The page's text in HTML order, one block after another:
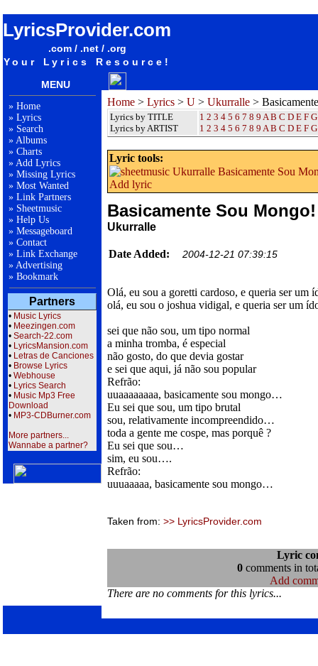
LyricsProvider.com
.com / .net / .org
Your Lyrics Resource!
MENU
» Home
» Lyrics
» Search
» Albums
» Charts
» Add Lyrics
» Missing Lyrics
» Most Wanted
» Link Partners
» Sheetmusic
» Help Us
» Messageboard
» Contact
» Link Exchange
» Advertising
» Bookmark
Partners
• Music Lyrics
• Meezingen.com
• Search-22.com
• LyricsMansion.com
• Letras de Canciones
• Browse Lyrics
• Webhouse
• Lyrics Search
• Music Mp3 Free
Download
• MP3-CDBurner.com
More partners...
Wannabe a partner?
Home > Lyrics > U > Ukurralle >
Lyrics by TITLE
Lyrics by ARTIST
1 2 3 4 5 6 7 8 9 A B C D E F G
1 2 3 4 5 6 7 8 9 A B C D E F G
Lyric tools:
Add lyric
Basicamente Sou Mongo!
Ukurralle
Date Added: 2004-12-21 07:39:15
Olá, eu sou a goretti cardoso, e queria ser um
olá, eu sou o joshua vidigal, e queria ser um
sei que não sou, um tipo normal
a minha tromba, é especial
não gosto, do que devia gostar
e sei que aqui, já não sou popular
Refrão:
uuaaaaaaaa, basicamente sou mongo…
Eu sei que sou, um tipo brutal
sou, relativamente incompreendido…
toda a gente me cospe, mas porquê ?
Eu sei que sou…
sim, eu sou….
Refrão:
uuuaaaaa, basicamente sou mongo…
Taken from: >> LyricsProvider.com
Lyric
0comments in
Add
There are no comments for this lyrics...